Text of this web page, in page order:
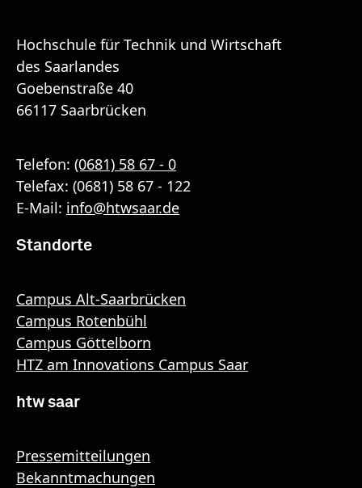
Hochschule für Technik und Wirtschaft
des Saarlandes
Goebenstraße 40
66117 Saarbrücken
Telefon: (0681) 58 67 - 0
Telefax: (0681) 58 67 - 122
E-Mail: info@htwsaar.de
Standorte
Campus Alt-Saarbrücken
Campus Rotenbühl
Campus Göttelborn
HTZ am Innovations Campus Saar
htw saar
Pressemitteilungen
Bekanntmachungen